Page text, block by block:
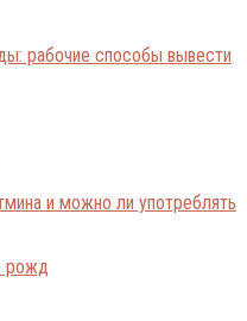
рабочие способы вывести
и можно ли употреблять